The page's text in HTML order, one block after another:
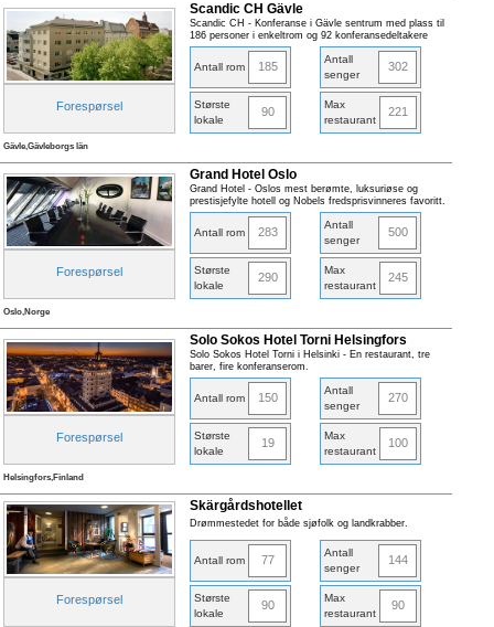
Forespørsel
Scandic CH Gävle
Scandic CH - Konferanse i Gävle sentrum med plass til
186 personer i enkeltrom og 92 konferansedeltakere
Antall rom 185
Antall
senger
302
Største
lokale
90
Max
restaurant
221
Gävle,Gävleborgs län
Forespørsel
Grand Hotel Oslo
Grand Hotel - Oslos mest berømte, luksuriøse og
prestisjefylte hotell og Nobels fredsprisvinneres favoritt.
Antall rom 283
Antall
senger
500
Største
lokale
290
Max
restaurant
245
Oslo,Norge
Forespørsel
Solo Sokos Hotel Torni Helsingfors
Solo Sokos Hotel Torni i Helsinki - En restaurant, tre
barer, fire konferanserom.
Antall rom 150
Antall
senger
270
Største
lokale
19
Max
restaurant
100
Helsingfors,Finland
Forespørsel
Skärgårdshotellet
Drømmestedet for både sjøfolk og landkrabber.
Antall rom 77
Antall
senger
144
Største
lokale
90
Max
restaurant
90